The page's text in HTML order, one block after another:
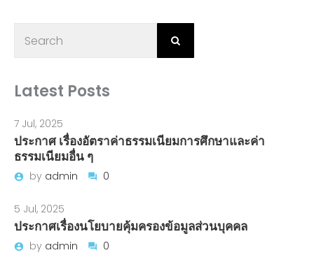
Latest Posts
7 Jul, 2025
ประกาศ เรื่องอัตราค่าธรรมเนียมการศึกษาและค่า
ธรรมเนียมอื่น ๆ
by admin 0
5 Jul, 2025
ประกาศเรื่องนโยบายคุ้มครองข้อมูลส่วนบุคคล
by admin 0